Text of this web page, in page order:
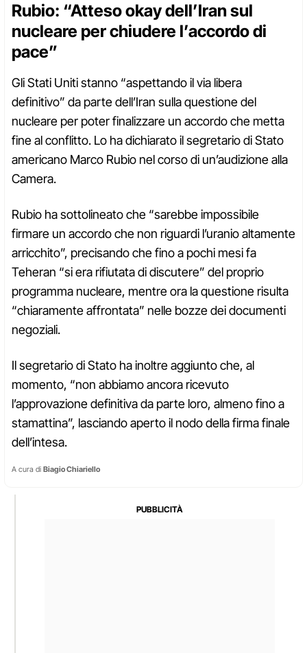
Rubio: “Atteso okay dell’Iran sul
nucleare per chiudere l’accordo di
pace”
Gli Stati Uniti stanno “aspettando il via libera
definitivo” da parte dell’Iran sulla questione del
nucleare per poter finalizzare un accordo che metta
fine al conflitto. Lo ha dichiarato il segretario di Stato
americano Marco Rubio nel corso di un’audizione alla
Camera.
Rubio ha sottolineato che “sarebbe impossibile
firmare un accordo che non riguardi l’uranio altamente
arricchito”, precisando che fino a pochi mesi fa
Teheran “si era rifiutata di discutere” del proprio
programma nucleare, mentre ora la questione risulta
“chiaramente affrontata” nelle bozze dei documenti
negoziali.
Il segretario di Stato ha inoltre aggiunto che, al
momento, “non abbiamo ancora ricevuto
l’approvazione definitiva da parte loro, almeno fino a
stamattina”, lasciando aperto il nodo della firma finale
dell’intesa.
A cura di Biagio Chiariello